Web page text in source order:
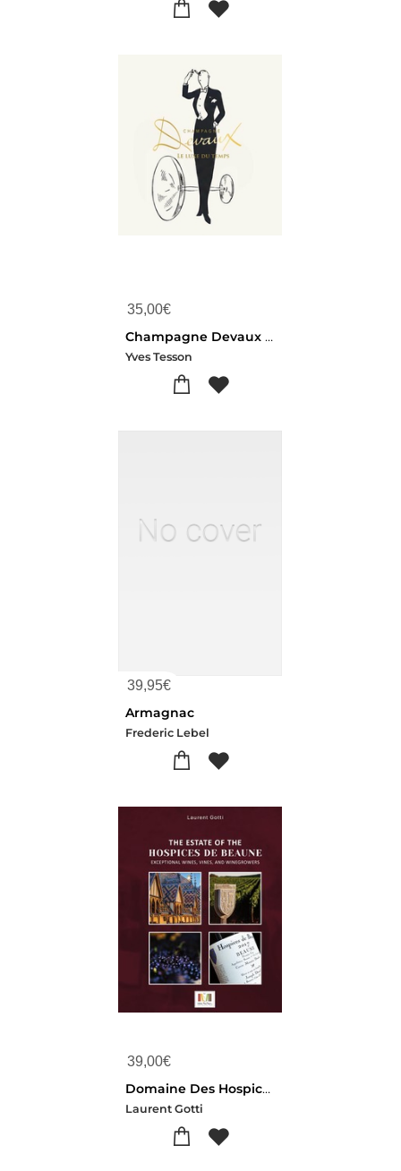
35,00€
Champagne Devaux : Le Luxe Du Temps
Yves Tesson
39,95€
Armagnac
Frederic Lebel
39,00€
Domaine Des Hospices De Beaune : Exceptional Wines, Terroirs And Vintners
Laurent Gotti